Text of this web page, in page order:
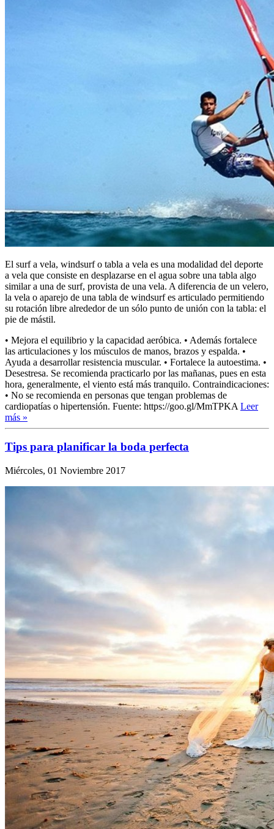
El surf a vela, windsurf o tabla a vela es una modalidad del deporte
a vela que consiste en desplazarse en el agua sobre una tabla algo
similar a una de surf, provista de una vela. A diferencia de un velero,
la vela o aparejo de una tabla de windsurf es articulado permitiendo
su rotación libre alrededor de un sólo punto de unión con la tabla: el
pie de mástil.
• Mejora el equilibrio y la capacidad aeróbica. • Además fortalece
las articulaciones y los músculos de manos, brazos y espalda. •
Ayuda a desarrollar resistencia muscular. • Fortalece la autoestima. •
Desestresa. Se recomienda practicarlo por las mañanas, pues en esta
hora, generalmente, el viento está más tranquilo. Contraindicaciones:
• No se recomienda en personas que tengan problemas de
cardiopatías o hipertensión. Fuente: https://goo.gl/MmTPKA Leer
más »
Tips para planificar la boda perfecta
Miércoles, 01 Noviembre 2017